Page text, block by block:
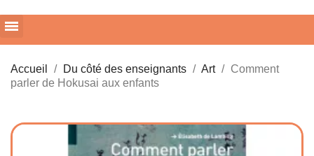
Accueil Du côté des enseignants Art
Comment
parler de Hokusai aux enfants